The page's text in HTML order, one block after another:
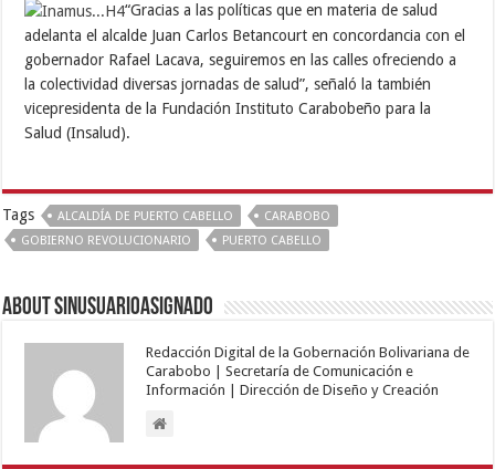
“Gracias a las políticas que en materia de salud
adelanta el alcalde Juan Carlos Betancourt en concordancia con el
gobernador Rafael Lacava, seguiremos en las calles ofreciendo a
la colectividad diversas jornadas de salud”, señaló la también
vicepresidenta de la Fundación Instituto Carabobeño para la
Salud (Insalud).
Tags ALCALDÍA DE PUERTO CABELLO
CARABOBO
GOBIERNO REVOLUCIONARIO
PUERTO CABELLO
About sinusuarioasignado
Redacción Digital de la Gobernación Bolivariana de
Carabobo | Secretaría de Comunicación e
Información | Dirección de Diseño y Creación